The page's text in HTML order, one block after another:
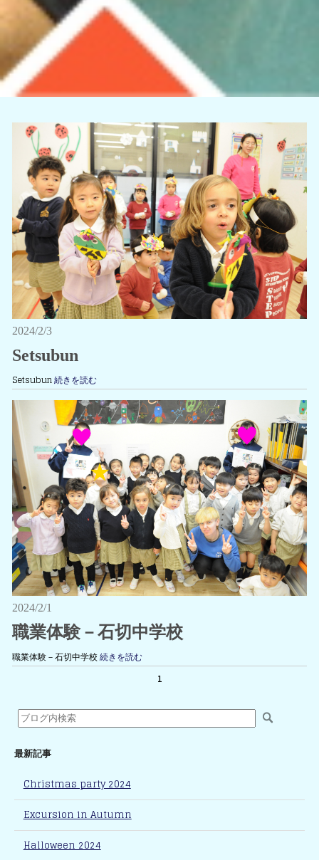
2024/2/3
Setsubun
Setsubun続きを読む
2024/2/1
職業体験－石切中学校
職業体験－石切中学校続きを読む
1
最新記事
Christmas party 2024
Excursion in Autumn
Halloween 2024